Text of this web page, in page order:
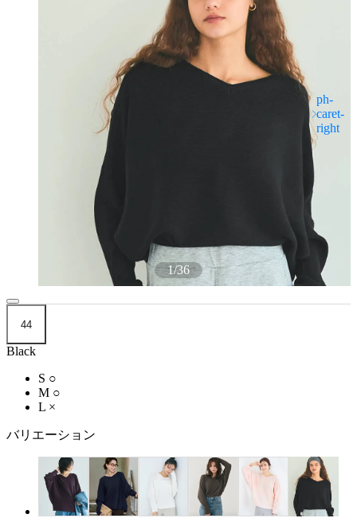
1/36
44
Black
S ○
M ○
L ×
バリエーション